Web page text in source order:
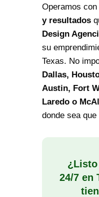
Operamos con
y resultados
Design
su
Texas. No
Dallas,
Austin, Fort
Laredo o
donde sea
24/7 en